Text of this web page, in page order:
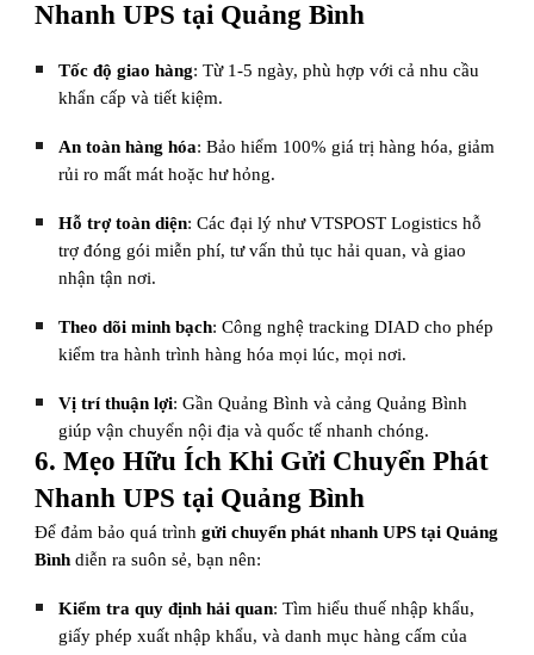
Nhanh UPS tại Quảng Bình
Tốc độ giao hàng: Từ 1-5 ngày, phù hợp với cả nhu cầu
khẩn cấp và tiết kiệm.
An toàn hàng hóa: Bảo hiểm 100% giá trị hàng hóa, giảm
rủi ro mất mát hoặc hư hỏng.
Hỗ trợ toàn diện: Các đại lý như VTSPOST Logistics hỗ
trợ đóng gói miễn phí, tư vấn thủ tục hải quan, và giao
nhận tận nơi.
Theo dõi minh bạch: Công nghệ tracking DIAD cho phép
kiểm tra hành trình hàng hóa mọi lúc, mọi nơi.
Vị trí thuận lợi: Gần Quảng Bình và cảng Quảng Bình
giúp vận chuyển nội địa và quốc tế nhanh chóng.
6. Mẹo Hữu Ích Khi Gửi Chuyển Phát
Nhanh UPS tại Quảng Bình
Để đảm bảo quá trìnhgửi chuyển phát nhanh UPS tại Quảng
Bình diễn ra suôn sẻ, bạn nên:
Kiểm tra quy định hải quan: Tìm hiểu thuế nhập khẩu,
giấy phép xuất nhập khẩu, và danh mục hàng cấm của